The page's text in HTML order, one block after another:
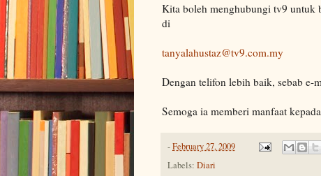
Kita boleh menghubungi tv9 untuk
di
tanyalahustaz@tv9.com.my
Dengan telifon lebih baik, sebab e-
Semoga ia memberi manfaat
-February 27, 2009
Labels: Diari